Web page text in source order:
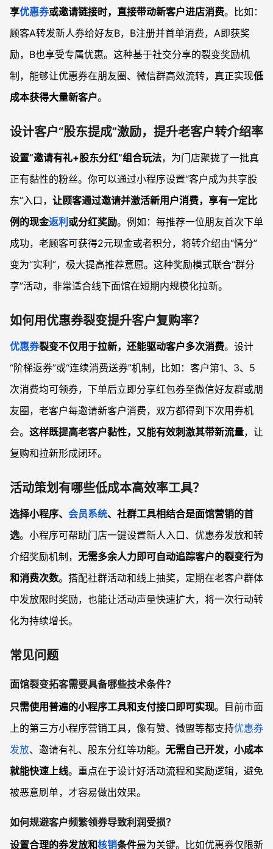
享优惠券或邀请链接时，直接带动新客户进店消费。比如：
顾客A转发新人券给好友B，B注册并首单消费，A即获奖
励，B也享受专属优惠。这种基于社交分享的裂变奖励机
制，能够让优惠券在朋友圈、微信群高效流转，真正实现低
成本获得大量新客户。
设计客户“股东提成”激励，提升老客户转介绍率
设置“邀请有礼+股东分红”组合玩法，为门店聚拢了一批真
正有黏性的粉丝。你可以通过小程序设置“客户成为共享股
东”入口， 让顾客通过邀请并激活新用户消费，享有一定比
例的现金返利 或分红奖励。例如：每推荐一位朋友首次下单
成功，老顾客可获得2元现金或者积分，将转介绍由“情分”
变为“实利”，极大提高推荐意愿。这种奖励模式联合“群分
享”活动，非常适合线下面馆在短期内规模化拉新。
如何用优惠券裂变提升客户复购率？
优惠券裂变不仅用于拉新，还能驱动客户多次消费。设计
“阶梯返券”或“连续消费送券”机制，比如：客户第1、3、5
次消费均可领券，下单后立即分享红包券至微信好友群或朋
友圈，老客户每邀请新客户消费，双方都得到下次用券机
会。 这样既提高老客户黏性，又能有效刺激其带新流量，让
复购和拉新形成闭环。
活动策划有哪些低成本高效率工具？
选择小程序、 会员系统、社群工具相结合是面馆营销的首
选。小程序可帮助门店一键设置新人入口、优惠券发放和转
介绍奖励机制， 无需多余人力即可自动追踪客户的裂变行为
和消费次数。搭配社群活动和线上抽奖，定期在老客户群体
中发放限时奖励，也能让活动声量快速扩大，将一次行动转
化为持续增长。
常见问题
面馆裂变拓客需要具备哪些技术条件？
只需使用普遍的小程序工具和支付接口即可实现。目前市面
上的第三方小程序营销工具，像有赞、微盟等都支持优惠券
发放、邀请有礼、股东分红等功能。 无需自己开发，小成本
就能快速上线。重点在于设计好活动流程和奖励逻辑，避免
被恶意刷单，才容易做出效果。
如何规避客户频繁领券导致利润受损？
设置合理的券发放和核销条件最为关键。比如优惠券仅限新